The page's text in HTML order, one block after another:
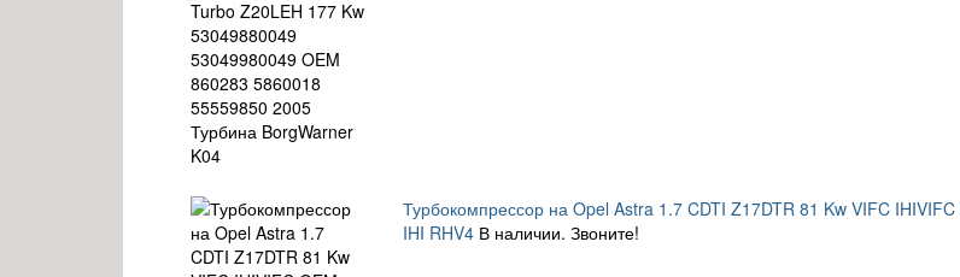
Турбокомпрессор на Opel Astra 1.7 CDTI Z17DTR 81 Kw VIFC
IHI RHV4 В наличии. Звоните!